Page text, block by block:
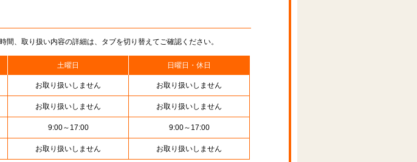
、取り扱い内容の詳細は、タブを切り替えてご確認ください。
土曜日 日曜日・休日
お取り扱いしません お取り扱いしません
お取り扱いしません お取り扱いしません
9:00～17:00 9:00～17:00
お取り扱いしません お取り扱いしません